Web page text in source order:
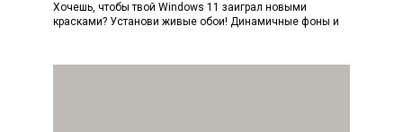
Хочешь, чтобы твой Windows 11 заиграл новыми
красками? Установи живые обои! Динамичные фоны и